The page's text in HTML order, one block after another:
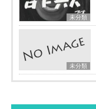
未分類
未分類